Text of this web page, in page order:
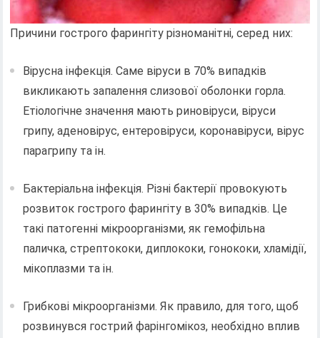
Причини гострого фарингіту різноманітні, серед них:
Вірусна інфекція. Саме віруси в 70% випадків
викликають запалення слизової оболонки горла.
Етіологічне значення мають риновіруси, віруси
грипу, аденовірус, ентеровіруси, коронавіруси, вірус
парагрипу та ін.
Бактеріальна інфекція. Різні бактерії провокують
розвиток гострого фарингіту в 30% випадків. Це
такі патогенні мікроорганізми, як гемофільна
паличка, стрептококи, диплококи, гонококи, хламідії,
мікоплазми та ін.
Грибкові мікроорганізми. Як правило, для того, щоб
розвинувся гострий фарінгомікоз, необхідно вплив